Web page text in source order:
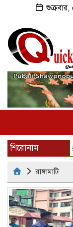
শিরোনাম ৪৩
রাঙ্গামাটি